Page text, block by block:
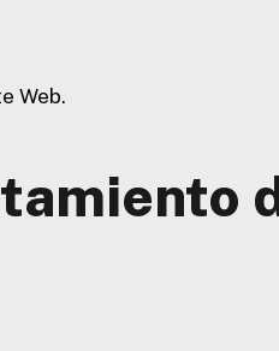
Web.